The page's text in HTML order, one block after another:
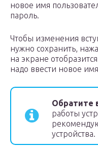
новое имя
пароль.
Чтобы изменения
нужно сохранить,
на экране
надо ввести новое
Обратите
работы
устройства.